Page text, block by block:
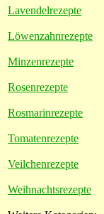
Lavendelrezepte
Löwenzahnrezepte
Minzenrezepte
Rosenrezepte
Rosmarinrezepte
Tomatenrezepte
Veilchenrezepte
Weihnachtsrezepte